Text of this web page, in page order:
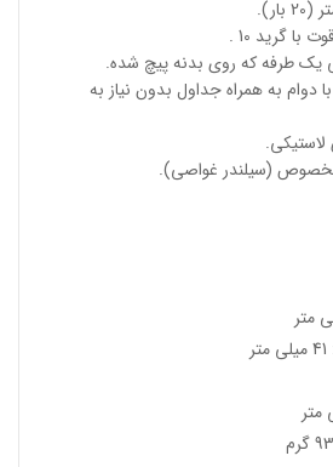
با گرید 10 .
یک طرفه که روی بدنه پیچ شده.
دوام به همراه جداول بدون نیاز به
لاستیکی.
مخصوص (سیلندر غواصی).